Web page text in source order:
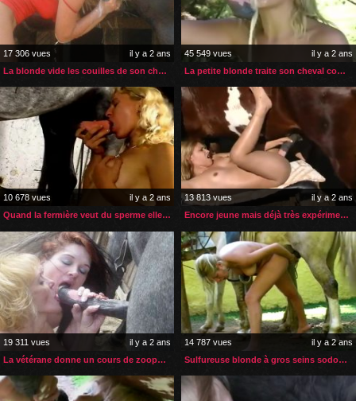
17 306 vues
il y a 2 ans
La blonde vide les couilles de son cheval après le sexe
45 549 vues
il y a 2 ans
La petite blonde traite son cheval comme son amant
10 678 vues
il y a 2 ans
Quand la fermière veut du sperme elle va directement à la pompe
13 813 vues
il y a 2 ans
Encore jeune mais déjà très expérimentée avec une bite de cheval
19 311 vues
il y a 2 ans
La vétérane donne un cours de zoophilie à la novice
14 787 vues
il y a 2 ans
Sulfureuse blonde à gros seins sodomisée par son étalon